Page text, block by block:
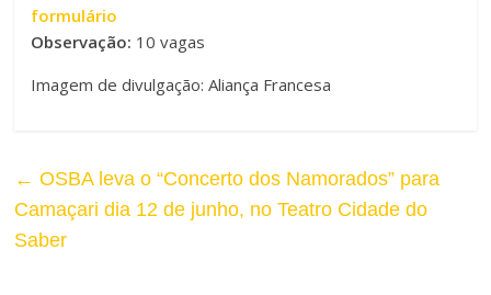
formulário
Observação: 10 vagas
Imagem de divulgação: Aliança Francesa
← OSBA leva o “Concerto dos Namorados” para
Camaçari dia 12 de junho, no Teatro Cidade do
Saber